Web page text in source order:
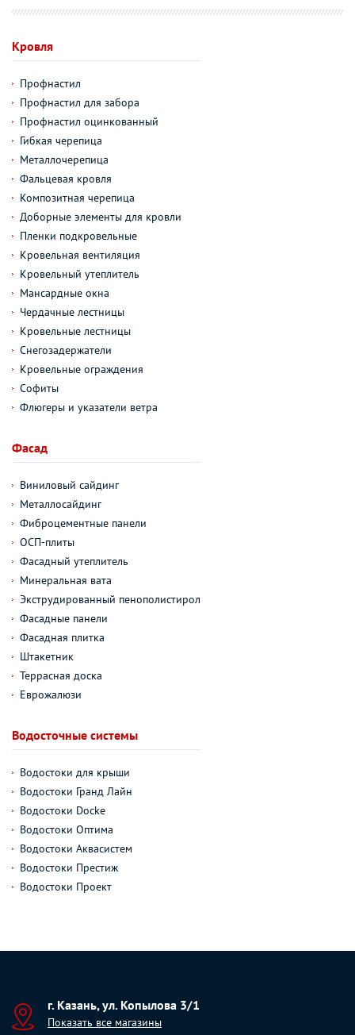
Кровля
Профнастил
Профнастил для забора
Профнастил оцинкованный
Гибкая черепица
Металлочерепица
Фальцевая кровля
Композитная черепица
Доборные элементы для кровли
Пленки подкровельные
Кровельная вентиляция
Кровельный утеплитель
Мансардные окна
Чердачные лестницы
Кровельные лестницы
Снегозадержатели
Кровельные ограждения
Софиты
Флюгеры и указатели ветра
Фасад
Виниловый сайдинг
Металлосайдинг
Фиброцементные панели
ОСП-плиты
Фасадный утеплитель
Минеральная вата
Экструдированный пенополистирол
Фасадные панели
Фасадная плитка
Штакетник
Террасная доска
Еврожалюзи
Водосточные системы
Водостоки для крыши
Водостоки Гранд Лайн
Водостоки Docke
Водостоки Оптима
Водостоки Аквасистем
Водостоки Престиж
Водостоки Проект
г. Казань, ул. Копылова 3/1
Показать все магазины